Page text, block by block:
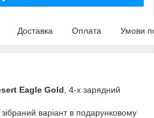
Доставка Оплата Умови
Eagle Gold , 4-х зарядний
варіант в подарунковому